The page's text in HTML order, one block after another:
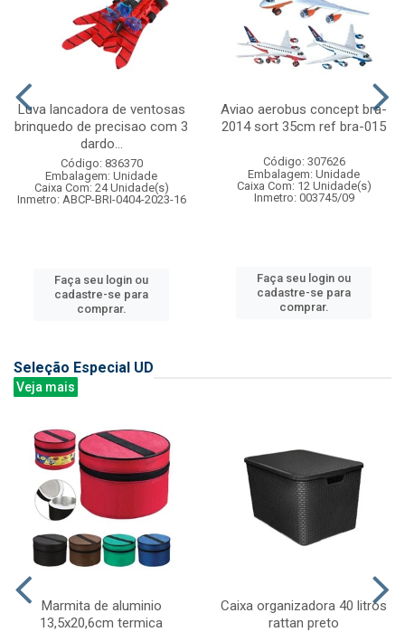
Luva lancadora de ventosas
brinquedo de precisao com 3
dardo...
Código: 836370
Embalagem: Unidade
Caixa Com: 24 Unidade(s)
Inmetro: ABCP-BRI-0404-2023-16
Faça seu login ou
cadastre-se para
comprar.
Aviao aerobus concept bra-
2014 sort 35cm ref bra-015
Código: 307626
Embalagem: Unidade
Caixa Com: 12 Unidade(s)
Inmetro: 003745/09
Faça seu login ou
cadastre-se para
comprar.
Seleção Especial UD
Veja mais
Marmita de aluminio
13,5x20,6cm termica
Caixa organizadora 40 litros
rattan preto